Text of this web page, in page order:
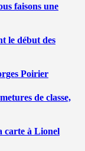
faisons une
le début des
Poirier
de classe,
carte à Lionel